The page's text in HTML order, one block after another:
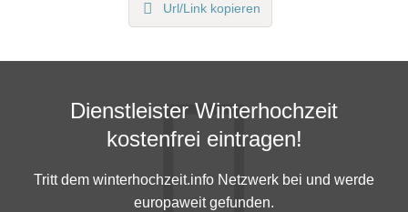
Url/Link kopieren
Dienstleister Winterhochzeit
kostenfrei eintragen!
Tritt dem winterhochzeit.info Netzwerk bei und werde
europaweit gefunden.